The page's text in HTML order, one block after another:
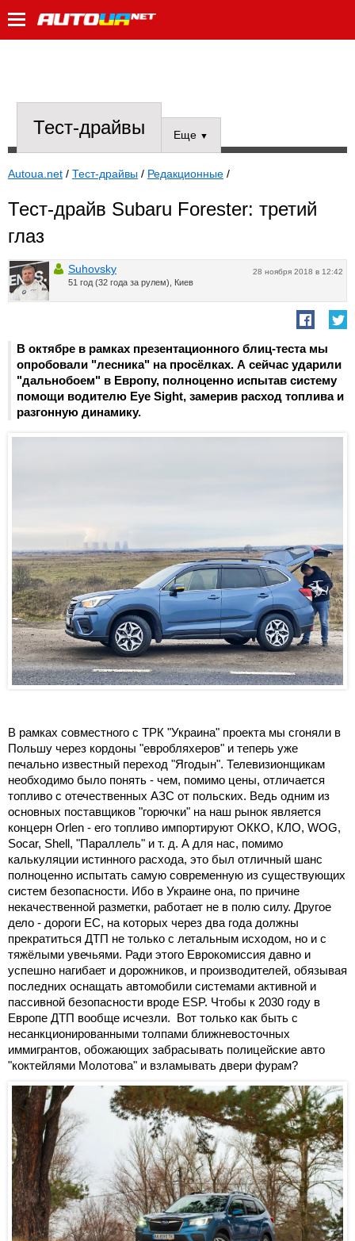
Тест-драйвы Еще ▼
Autoua.net / Тест-драйвы / Редакционные /
Тест-драйв Subaru Forester: третий
глаз
28 ноября 2018 в 12:42
Suhovsky
51 год (32 года за рулем), Киев
В октябре в рамках презентационного блиц-теста мы
опробовали "лесника" на просёлках. А сейчас ударили
"дальнобоем" в Европу, полноценно испытав систему
помощи водителю Eye Sight, замерив расход топлива и
разгонную динамику.
В рамках совместного с ТРК "Украина" проекта мы сгоняли в
Польшу через кордоны "евробляхеров" и теперь уже
печально известный переход "Ягодын". Телевизионщикам
необходимо было понять - чем, помимо цены, отличается
топливо с отечественных АЗС от польских. Ведь одним из
основных поставщиков "горючки" на наш рынок является
концерн Orlen - его топливо импортируют ОККО, КЛО, WOG,
Socar, Shell, "Параллель" и т. д. А для нас, помимо
калькуляции истинного расхода, это был отличный шанс
полноценно испытать самую современную из существующих
систем безопасности. Ибо в Украине она, по причине
некачественной разметки, работает не в полю силу. Другое
дело - дороги ЕС, на которых через два года должны
прекратиться ДТП не только с летальным исходом, но и с
тяжёлыми увечьями. Ради этого Еврокомиссия давно и
успешно нагибает и дорожников, и производителей, обязывая
последних оснащать автомобили системами активной и
пассивной безопасности вроде ESP. Чтобы к 2030 году в
Европе ДТП вообще исчезли. Вот только как быть с
несанкционированными толпами ближневосточных
иммигрантов, обожающих забрасывать полицейские авто
"коктейлями Молотова" и взламывать двери фурам?